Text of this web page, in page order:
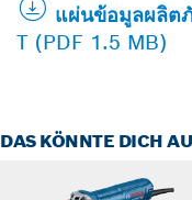
แผ่นข้อมูลผลิต
T (PDF 1.5 MB)
DAS KÖNNTE DICH